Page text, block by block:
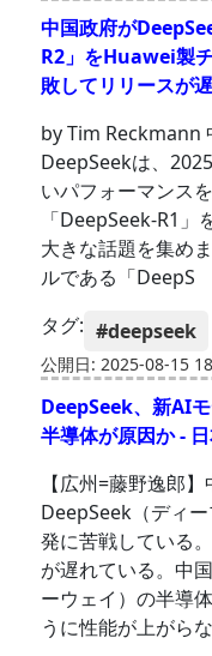
中国政府が
R2」をHuawei製
敗してリリースが
by Tim Reckmann
DeepSeekは、
いパフォーマンス
「DeepSeek-R1」
大きな話題を集め
ルである「DeepS
タグ: #deepseek
公開日: 2025-08-15
DeepSeek、新AI
半導体が原因か -
【広州=藤野逸郎
DeepSeek（ディ
発に苦戦している
が遅れている。中
ーウェイ）の半導
うに性能が上がら